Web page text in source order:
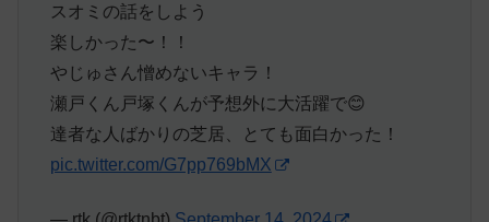
スオミの話をしよう
楽しかった〜！！
やじゅさん憎めないキャラ！
瀬戸くん戸塚くんが予想外に大活躍で😊
達者な人ばかりの芝居、とても面白かった！
pic.twitter.com/G7pp769bMX